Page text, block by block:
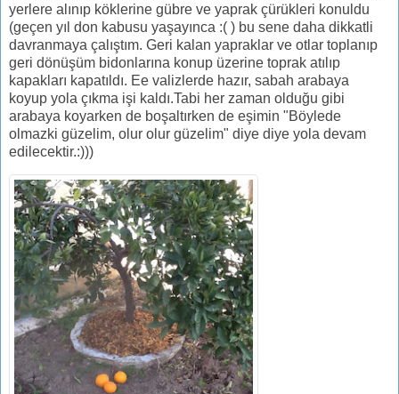
yerlere alınıp köklerine gübre ve yaprak çürükleri konuldu
(geçen yıl don kabusu yaşayınca :( ) bu sene daha dikkatli
davranmaya çalıştım. Geri kalan yapraklar ve otlar toplanıp
geri dönüşüm bidonlarına konup üzerine toprak atılıp
kapakları kapatıldı. Ee valizlerde hazır, sabah arabaya
koyup yola çıkma işi kaldı.Tabi her zaman olduğu gibi
arabaya koyarken de boşaltırken de eşimin "Böylede
olmazki güzelim, olur olur güzelim" diye diye yola devam
edilecektir.:)))